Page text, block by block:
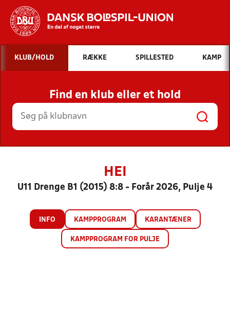
Hvad vil du søge efter?
INDHOLD OG NYHEDER
STILLINGER, RESULTATER, KLUBBER OG
HOLD
KLUB/HOLD RÆKKE SPILLESTED KAMP
Find en klub eller et hold
HEI
U11 Drenge B1 (2015) 8:8 - Forår 2026, Pulje 4
INFO KAMPPROGRAM KARANTÆNER
KAMPPROGRAM FOR PULJE